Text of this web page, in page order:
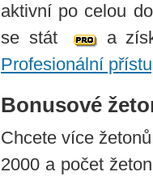
aktivní po celou
se stát
a
Profesionální
Bonusové
Chcete více
2000 a počet